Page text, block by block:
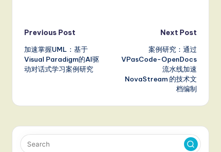
Post
navigation
Previous Post
加速掌握UML：基于
Visual Paradigm的AI驱
动对话式学习案例研究
Next Post
案例研究：通过
VPasCode-OpenDocs
流水线加速
NovaStream 的技术文
档编制